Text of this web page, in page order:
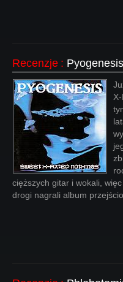
Recenzje :
cięższych gitar i wokali,
drogi nagrali album